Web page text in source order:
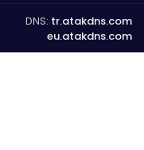
DNS: tr.atakdns.com
eu.atakdns.com